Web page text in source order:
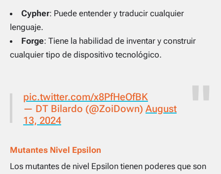
Cypher: Puede entender y traducir cualquier
lenguaje.
Forge: Tiene la habilidad de inventar y construir
cualquier tipo de dispositivo tecnológico.
pic.twitter.com/x8PfHeOfBK
— DT Bilardo (@ZoiDown) August
13, 2024
Mutantes Nivel Epsilon
Los mutantes de nivel Epsilon tienen poderes que son